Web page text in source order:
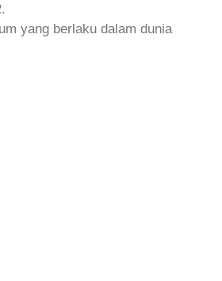
yang berlaku dalam dunia